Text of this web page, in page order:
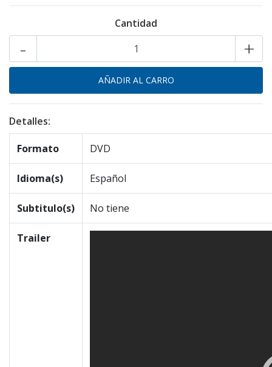
Cantidad
+
-
Detalles:
Formato DVD
Idioma(s) Español
Subtitulo(s) No tiene
Trailer